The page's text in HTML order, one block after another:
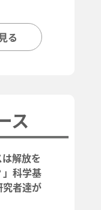
る
ス
は解放を
科学基
者達が